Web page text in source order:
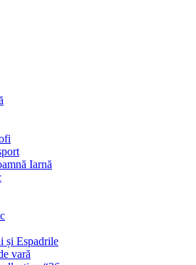
Iarnă
și Espadrile
vară